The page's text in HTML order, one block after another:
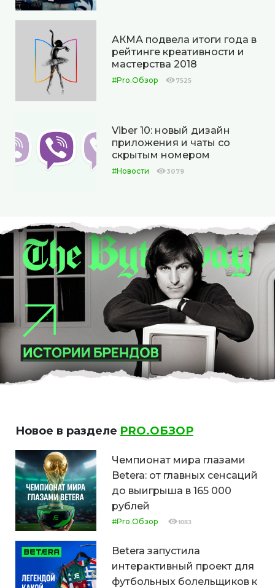
АКМА подвела итоги года в
рейтинге креативности и
мастерства 2018
#Pro.Обзор 7525
Viber 10: новый дизайн
приложения и чаты со
скрытым номером
#Новости 3079
Новое в разделе PRO.ОБЗОР
Чемпионат мира глазами
Betera: от главных сенсаций
до выигрыша в 165 000
рублей
#Pro.Обзор 1083
Betera запустила
интерактивный проект для
футбольных болельщиков к